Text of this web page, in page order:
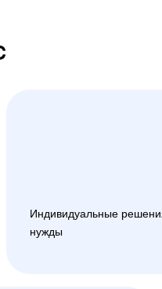
Индивидуальные
нужды